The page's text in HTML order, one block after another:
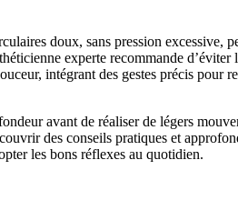
doux, sans pression excessive,
experte recommande d’éviter
intégrant des gestes précis pour
avant de réaliser de légers
des conseils pratiques et
les bons réflexes au quotidien.